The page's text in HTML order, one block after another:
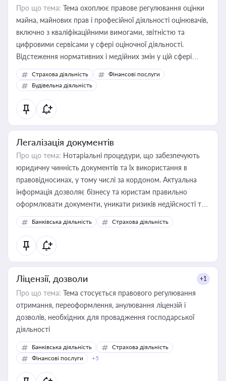
Про що тема: Тема охоплює правове регулювання оцінки
майна, майнових прав і професійної діяльності оцінювачів,
включно з кваліфікаційними вимогами, звітністю та
цифровими сервісами у сфері оціночної діяльності.
Відстеження нормативних і медійних змін у цій сфері
корисне для власника бізнесу, керівника, юриста або
бухгалтера під час оподаткування, приватизації, оренди
державного майна, корпоративних угод і перевірки
статусу суб'єктів оціночної діяльності
Страхова діяльність
Фінансові послуги
Будівельна діяльність
Легалізація документів
Про що тема: Нотаріальні процедури, що забезпечують
юридичну чинність документів та їх використання в
правовідносинах, у тому числі за кордоном. Актуальна
інформація дозволяє бізнесу та юристам правильно
оформлювати документи, уникати ризиків недійсності та
забезпечувати їх належне прийняття органами влади та
контрагентами
Банківська діяльність Страхова діяльність
Ліцензії, дозволи +1
Про що тема: Тема стосується правового регулювання
отримання, переоформлення, анулювання ліцензій і
дозволів, необхідних для провадження господарської
діяльності
Банківська діяльність
Страхова діяльність
Фінансові послуги
+5